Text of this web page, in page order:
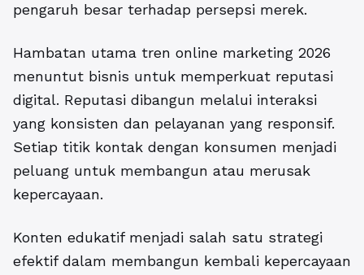
pengaruh besar terhadap persepsi merek.
Hambatan utama tren online marketing 2026
menuntut bisnis untuk memperkuat reputasi
digital. Reputasi dibangun melalui interaksi
yang konsisten dan pelayanan yang responsif.
Setiap titik kontak dengan konsumen menjadi
peluang untuk membangun atau merusak
kepercayaan.
Konten edukatif menjadi salah satu strategi
efektif dalam membangun kembali kepercayaan